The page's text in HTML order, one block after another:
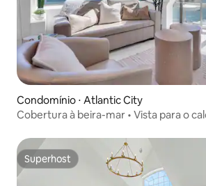
Condomínio ⋅ Atlantic City
Cobertura à beira-mar • Vista para o
Superhost
Superhost